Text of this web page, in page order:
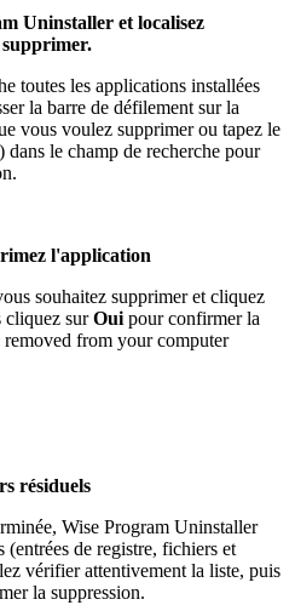
Uninstaller et localisez
toutes les applications installées
la barre de défilement sur la
vous voulez supprimer ou tapez le
le champ de recherche pour
l'application
souhaitez supprimer et cliquez
cliquez surOui pour confirmer la
from your computer
résiduels
Wise Program Uninstaller
(entrées de registre, fichiers et
vérifier attentivement la liste, puis
la suppression.